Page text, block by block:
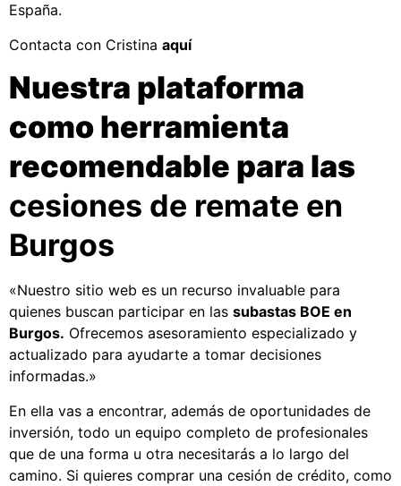
España.
Contacta con Cristina aquí
Nuestra plataforma
como herramienta
recomendable para las
cesiones de remate en
Burgos
«Nuestro sitio web es un recurso invaluable para
quienes buscan participar en las subastas BOE en
Burgos. Ofrecemos asesoramiento especializado y
actualizado para ayudarte a tomar decisiones
informadas.»
En ella vas a encontrar, además de oportunidades de
inversión, todo un equipo completo de profesionales
que de una forma u otra necesitarás a lo largo del
camino. Si quieres comprar una cesión de crédito, como